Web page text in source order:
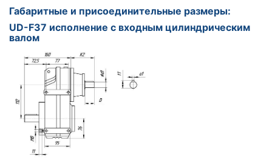
Габаритные и присоединительные размеры:
UD-F37 исполнение с входным цилиндрическим
валом